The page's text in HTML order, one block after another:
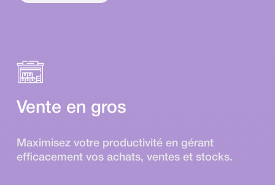
Vente en gros
Maximisez votre productivité en gérant
efficacement vos achats, ventes et stocks.